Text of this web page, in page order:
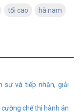
tối cao hà nam
sự và tiếp nhận, giải
chế thi hành án